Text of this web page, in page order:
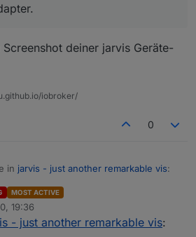
deiner jarvis Geräte-
iobroker/
0
in jarvis - just another remarkable vis:
Datenpunkte für die Geräte mit
? Ich habe schon einige
MOST ACTIVE
19:36
- just another remarkable vis: